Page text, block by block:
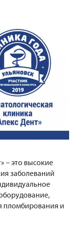
– это высокие
заболеваний
пломбирования и